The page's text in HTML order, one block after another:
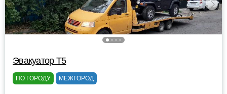
Эвакуатор Т5
ПО ГОРОДУ МЕЖГОРОД